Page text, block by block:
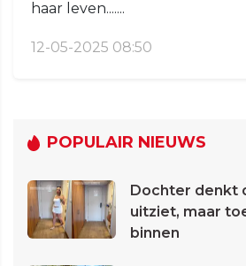
haar leven.......
12-05-2025 08:50
POPULAIR NIEUWS
Dochter denkt
uitziet, maar
binnen